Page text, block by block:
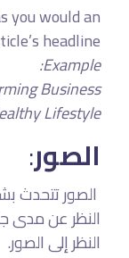
you would an
headline.
Example:
Business
Lifestyle
الصور:
الصور تتحدث
النظر عن مدى
النظر إلى الصور.